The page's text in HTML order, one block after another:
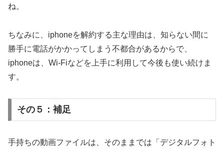
ね。
ちなみに、iphoneを解約する主な理由は、知らない間に
勝手に電話がかかってしまう不都合があるからで、
iphoneは、Wi-Fiなどを上手に利用して今後も使い続けま
す。
その５：補足
手持ちの動画ファイルは、そのままでは「デジタルフォト